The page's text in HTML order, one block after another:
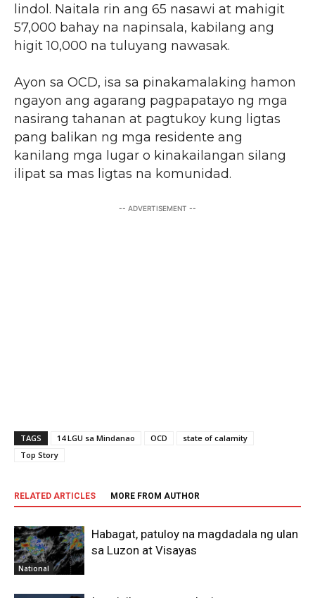
lindol. Naitala rin ang 65 nasawi at mahigit
57,000 bahay na napinsala, kabilang ang
higit 10,000 na tuluyang nawasak.
Ayon sa OCD, isa sa pinakamalaking hamon
ngayon ang agarang pagpapatayo ng mga
nasirang tahanan at pagtukoy kung ligtas
pang balikan ng mga residente ang
kanilang mga lugar o kinakailangan silang
ilipat sa mas ligtas na komunidad.
-- ADVERTISEMENT --
TAGS 14 LGU sa Mindanao OCD
state of calamity
Top Story
RELATED ARTICLES MORE FROM AUTHOR
National
Habagat, patuloy na magdadala ng ulan
sa Luzon at Visayas